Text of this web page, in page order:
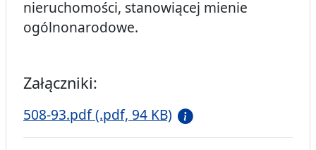
nieruchomości, stanowiącej mienie
ogólnonarodowe.
Załączniki:
508-93.pdf (.pdf, 94 KB)